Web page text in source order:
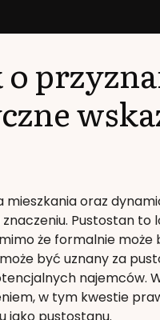
o
oraz
Pustostan to
że formalnie
być uznany za
najemców.
w tym kwestie
jako pustostanu.